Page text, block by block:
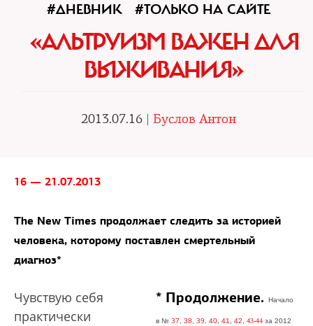
#ДНЕВНИК #ТОЛЬКО НА САЙТЕ
«АЛЬТРУИЗМ ВАЖЕН ДЛЯ
ВЫЖИВАНИЯ»
2013.07.16 | Буслов Антон
16 — 21.07.2013
The New Times продолжает следить за историей
человека, которому поставлен смертельный
диагноз*
* Продолжение. Начало
в № 37 38 39 40 41 42 43-44 за 2012
Чувствую себя
практически